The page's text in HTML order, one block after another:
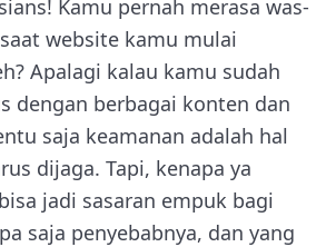
Kamu pernah merasa was-
website kamu mulai
Apalagi kalau kamu sudah
dengan berbagai konten dan
saja keamanan adalah hal
dijaga. Tapi, kenapa ya
jadi sasaran empuk bagi
saja penyebabnya, dan yang